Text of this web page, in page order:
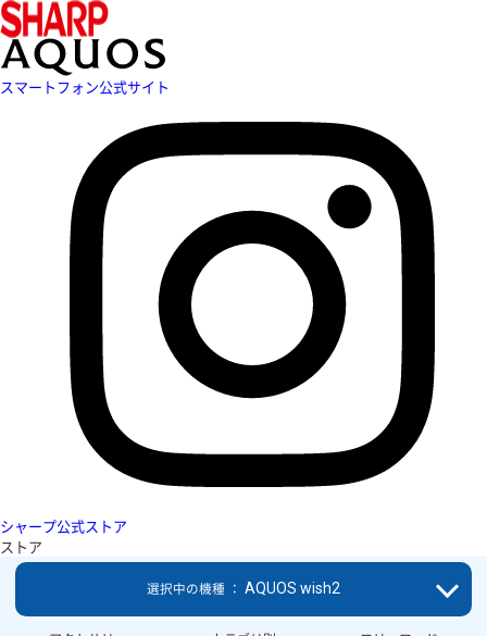
スマートフォン公式サイト
シャープ公式ストア
ストア
選択中の機種 ： AQUOS wish2